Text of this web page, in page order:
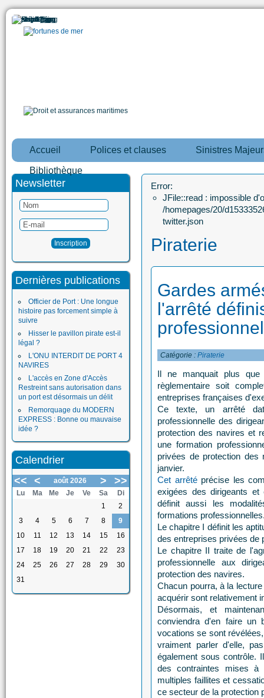
Accueil Polices et clauses Sinistres
Bibliothèque
Newsletter
Dernières publications
Officier de Port : Une longue
histoire pas forcement simple à
suivre
Hisser le pavillon pirate est-il
légal ?
L'ONU INTERDIT DE PORT 4
NAVIRES
L'accès en Zone d'Accès
Restreint sans autorisation dans
un port est désormais un délit
Remorquage du MODERN
EXPRESS : Bonne ou mauvaise
idée ?
Calendrier
<<
< août 2026 > >>
Lu Ma Me Je Ve Sa
Di
1
2
3
4 5 6 7 8
9
10
11 12 13 14 15
16
17
18 19 20 21 22
23
24
25 26 27 28 29
30
31
Error:
JFile::read : impossible
/homepages/20/
twitter.json
Piraterie
Gardes
l'arrêté
Catégorie :Piraterie
Il ne manquait plus
règlementaire soit
entreprises françaises
Ce texte, un arrêté
professionnelle des
protection des navires et
une formation
privées de protection des
janvier.
Cet arrêtéprécise les
exigées des dirigeants
définit aussi les
formations
Le chapitre I définit les
des entreprises privées de
Le chapitre II traite de
professionnelle aux
protection des navires.
Chacun pourra, à la
acquérir sont relativement
Désormais, et
conviendra d'en faire un
vocations se sont
vraiment parler d'elle,
également sous contrôle.
des contraintes mises
multiples faillites et
ce secteur de la protection